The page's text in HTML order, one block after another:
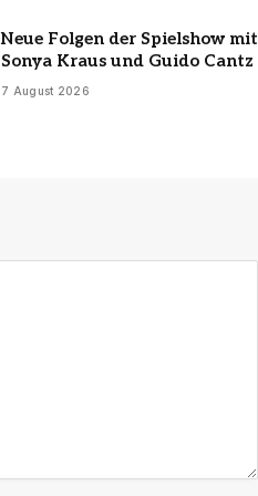
Neue Folgen der Spielshow mit
Sonya Kraus und Guido Cantz
7 August 2026